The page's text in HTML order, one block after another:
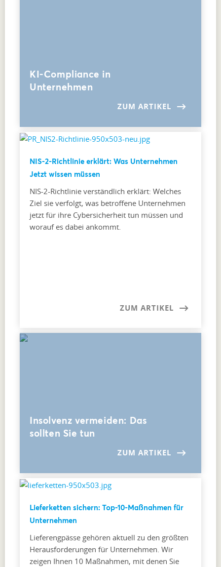
KI-Compliance in
Unternehmen
ZUM ARTIKEL
NIS-2-Richtlinie erklärt: Was Unternehmen
Jetzt wissen müssen
NIS-2-Richtlinie verständlich erklärt: Welches
Ziel sie verfolgt, was betroffene Unternehmen
jetzt für ihre Cybersicherheit tun müssen und
worauf es dabei ankommt.
ZUM ARTIKEL
Insolvenz vermeiden: Das
sollten Sie tun
ZUM ARTIKEL
Lieferketten sichern: Top-10-Maßnahmen für
Unternehmen
Lieferengpässe gehören aktuell zu den größten
Herausforderungen für Unternehmen. Wir
zeigen Ihnen 10 Maßnahmen, mit denen Sie